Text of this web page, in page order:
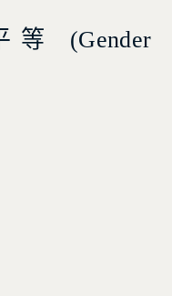
等 (Gender